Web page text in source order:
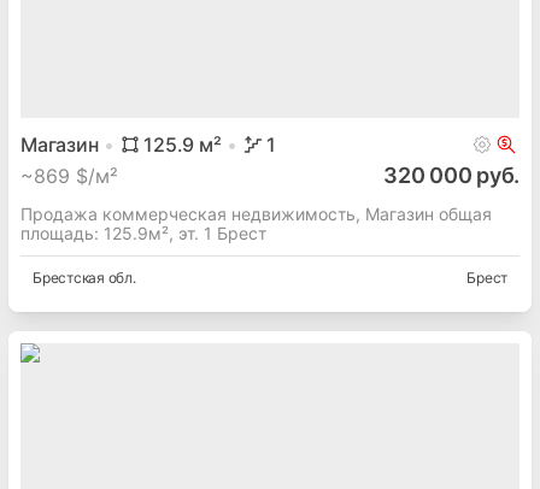
Магазин 125.9 м²
1
~869 $/м² 320 000 руб.
Продажа коммерческая недвижимость, Магазин общая
площадь: 125.9м², эт. 1 Брест
Брестская обл. Брест